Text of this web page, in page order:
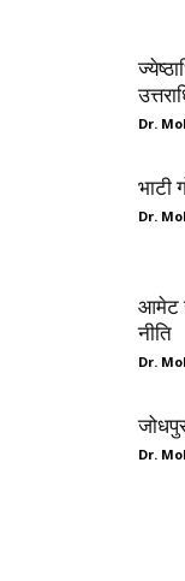
Dr.
भाटी
Dr.
आमेट
नीति
Dr.
Dr.